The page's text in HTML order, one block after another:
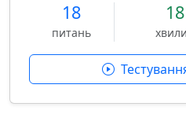
18
питань
18